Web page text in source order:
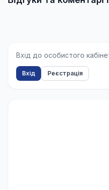
Вхід до особистого
Вхід Реєстрація